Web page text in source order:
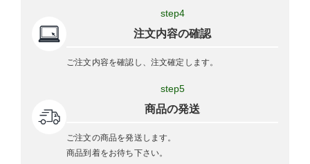
step4
注文内容の確認
ご注文内容を確認し、注文確定します。
step5
商品の発送
ご注文の商品を発送します。
商品到着をお待ち下さい。